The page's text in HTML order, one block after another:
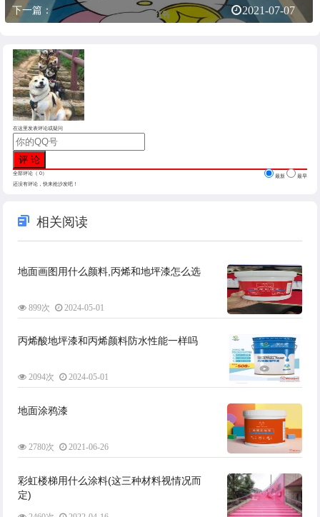
下一篇： 2021-07-07
在这里发表评论或疑问
全部评论（ 0） 最新
最早
还没有评论，快来抢沙发吧！
相关阅读
地面画图用什么颜料,丙烯和地坪漆怎么选
899次 2024-05-01
丙烯酸地坪漆和丙烯颜料防水性能一样吗
2094次 2024-05-01
地面涂鸦漆
2780次 2021-06-26
彩虹楼梯用什么涂料(这三种材料视情况而
定)